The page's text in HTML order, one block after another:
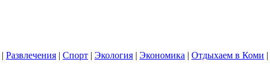
| Развлечения | Спорт | Экология | Экономика | Отдыхаем в Коми |